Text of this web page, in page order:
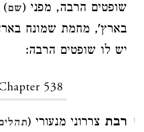
שופטים הרבה, מפני (שם)
בארץ', מחמת שמונח
יש לו שופטים הרבה:
538
1 רבת צררוני מנעורי (